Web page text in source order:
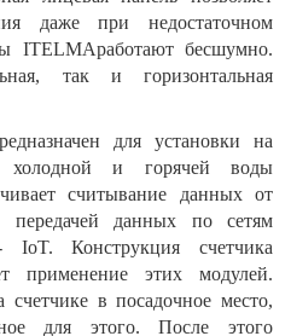
даже при недостаточном
ITELMAработают бесшумно.
так и горизонтальная
для установки на
холодной и горячей воды
считывание данных от
передачей данных по сетям
IoT. Конструкция счетчика
применение этих модулей.
счетчике в посадочное место,
для этого. После этого